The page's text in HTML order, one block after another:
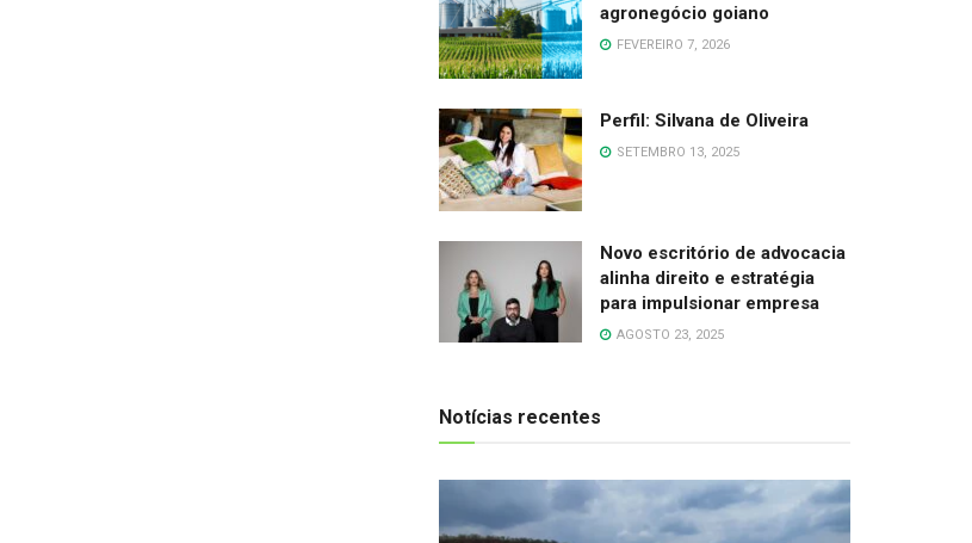
agronegócio goiano
FEVEREIRO 7, 2026
Perfil: Silvana de Oliveira
SETEMBRO 13, 2025
Novo escritório de advocacia
alinha direito e estratégia
para impulsionar empresa
AGOSTO 23, 2025
Notícias recentes